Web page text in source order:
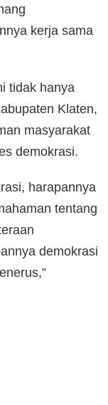
kerja sama
tidak hanya
Klaten,
masyarakat
demokrasi.
harapannya
tentang
demokrasi